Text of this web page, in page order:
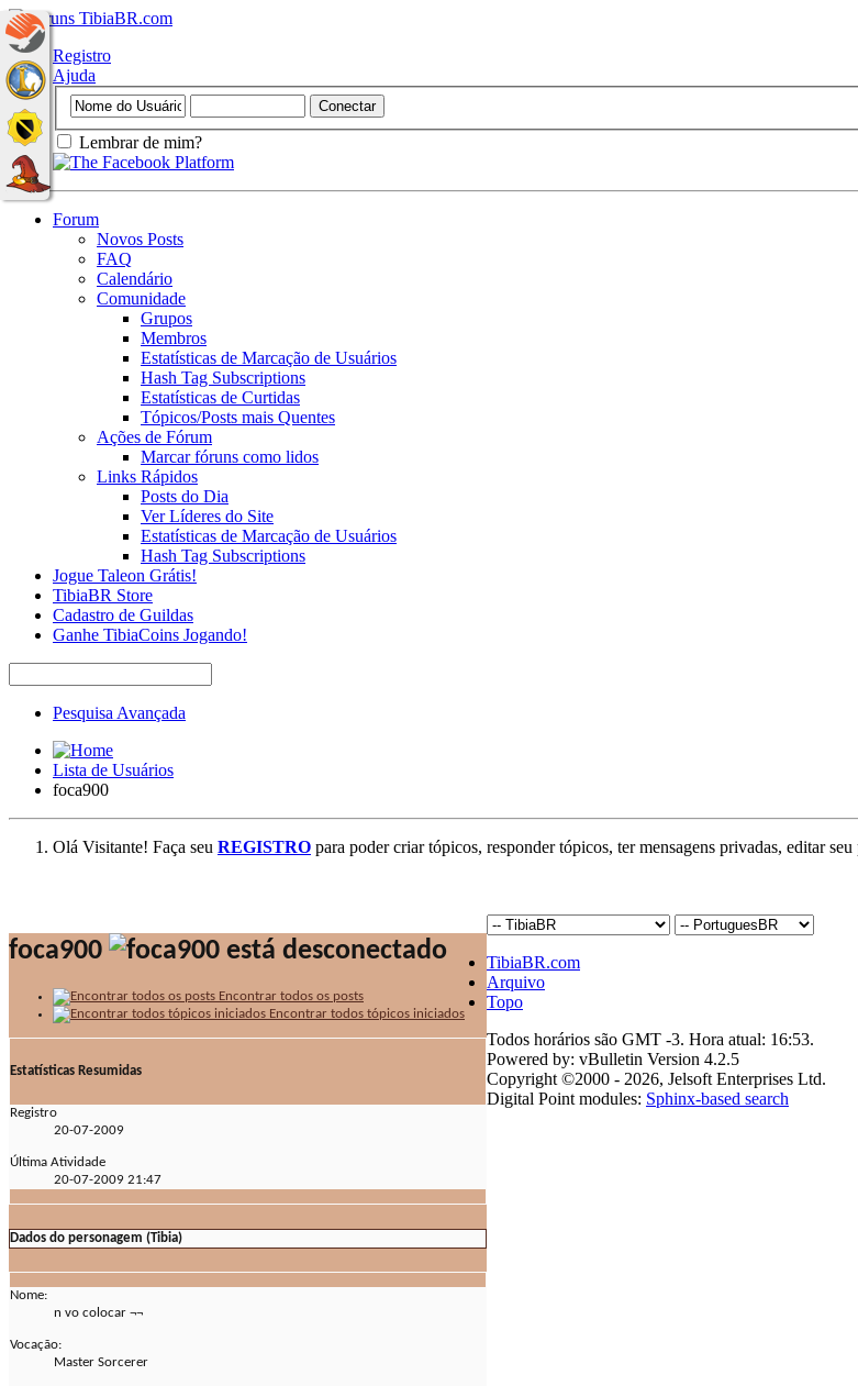
Registro
Ajuda
Lembrar de mim?
Forum
Novos Posts
FAQ
Calendário
Comunidade
Grupos
Membros
Estatísticas de Marcação de Usuários
Hash Tag Subscriptions
Estatísticas de Curtidas
Tópicos/Posts mais Quentes
Ações de Fórum
Marcar fóruns como lidos
Links Rápidos
Posts do Dia
Ver Líderes do Site
Estatísticas de Marcação de Usuários
Hash Tag Subscriptions
Jogue Taleon Grátis!
TibiaBR Store
Cadastro de Guildas
Ganhe TibiaCoins Jogando!
Pesquisa Avançada
Lista de Usuários
foca900
Olá Visitante! Faça seu REGISTRO para poder criar tópicos, responder tópicos, ter mensagens privadas, editar
foca900
Encontrar todos os posts
Encontrar todos tópicos iniciados
Estatísticas Resumidas
Registro
20-07-2009
Última Atividade
20-07-2009 21:47
Dados do personagem (Tibia)
Nome:
n vo colocar ¬¬
Vocação:
Master Sorcerer
TibiaBR.com
Arquivo
Topo
Todos horários são GMT -3. Hora atual: 16:53.
Powered by: vBulletin Version 4.2.5
Copyright ©2000 - 2026, Jelsoft Enterprises Ltd.
Digital Point modules: Sphinx-based search